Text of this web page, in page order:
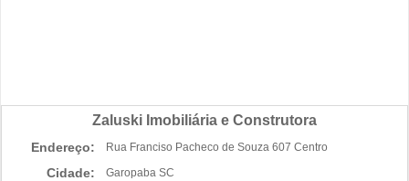
Zaluski Imobiliária e Construtora
Endereço: Rua Franciso Pacheco de Souza 607 Centro
Cidade: Garopaba SC